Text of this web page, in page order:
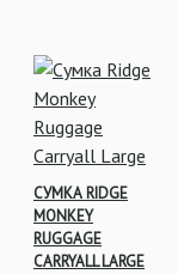
СУМКА RIDGE
MONKEY
RUGGAGE
CARRYALL LARGE